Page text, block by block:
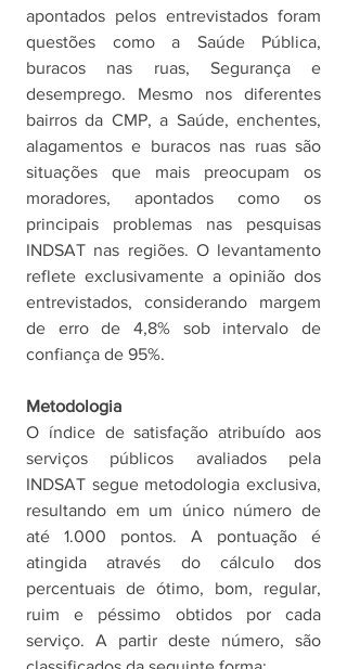
apontados pelos entrevistados foram
questões como a Saúde Pública,
buracos nas ruas, Segurança e
desemprego. Mesmo nos diferentes
bairros da CMP, a Saúde, enchentes,
alagamentos e buracos nas ruas são
situações que mais preocupam os
moradores, apontados como os
principais problemas nas pesquisas
INDSAT nas regiões. O levantamento
reflete exclusivamente a opinião dos
entrevistados, considerando margem
de erro de 4,8% sob intervalo de
confiança de 95%.
Metodologia
O índice de satisfação atribuído aos
serviços públicos avaliados pela
INDSAT segue metodologia exclusiva,
resultando em um único número de
até 1.000 pontos. A pontuação é
atingida através do cálculo dos
percentuais de ótimo, bom, regular,
ruim e péssimo obtidos por cada
serviço. A partir deste número, são